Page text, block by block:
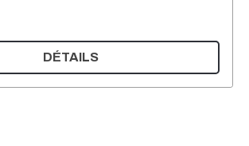
DÉTAILS